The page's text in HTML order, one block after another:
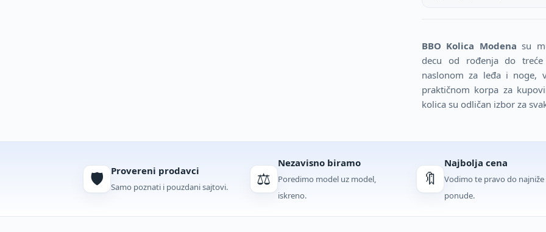
BBO Kolica Modena su
decu od rođenja do
naslonom za leđa i noge,
praktičnom korpa za
kolica su odličan izbor za
🛡️ Provereni prodavci
Samo poznati i pouzdani sajtovi. ⚖️
Nezavisno biramo
Poredimo model uz model,
iskreno.
🔖
Najbolja cena
Vodimo te pravo do najniže
ponude.